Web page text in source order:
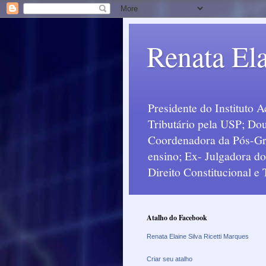
Renata
Presidente do Instituto
Tributário pela USP;
Coordenadora da Pós-
ensino; Ex- Julgadora
Direito Constitucional e
Atalho do Facebook
Renata Elaine Silva Ricetti Marques
Criar seu atalho